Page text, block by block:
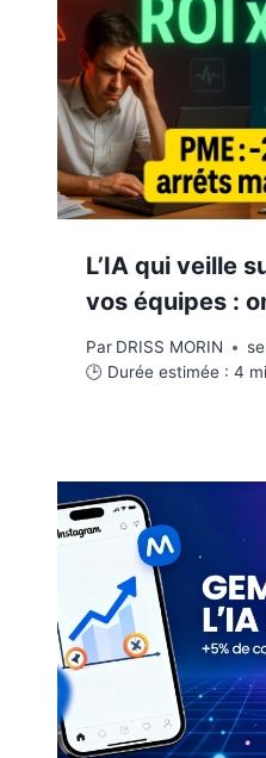
L’IA qui veille
vos équipes :
Par DRISS MORIN
🕒 Durée estimée : 4